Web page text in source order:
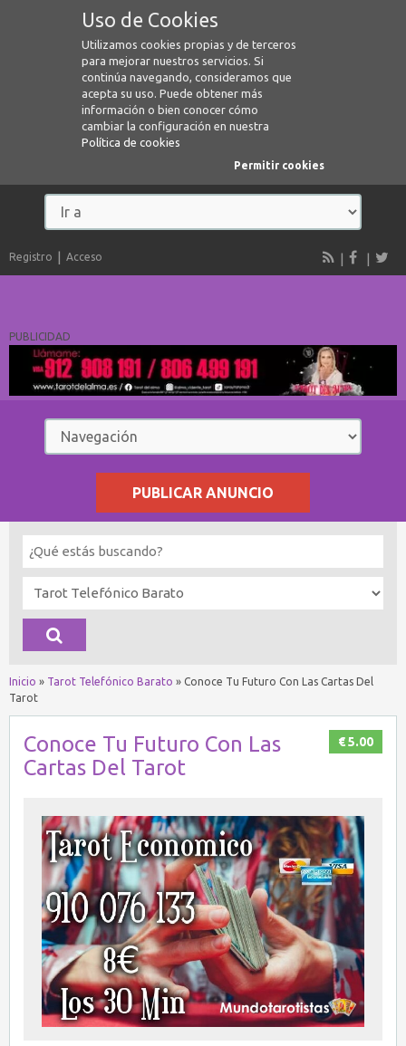
Uso de Cookies
Utilizamos cookies propias y de terceros
para mejorar nuestros servicios. Si
continúa navegando, consideramos que
acepta su uso. Puede obtener más
información o bien conocer cómo
cambiar la configuración en nuestra
Política de cookies
Permitir cookies
Registro Acceso
PUBLICIDAD
PUBLICAR ANUNCIO
Inicio » Tarot Telefónico Barato » Conoce Tu Futuro Con Las Cartas Del
Tarot
€ 5.00
Conoce Tu Futuro Con Las
Cartas Del Tarot